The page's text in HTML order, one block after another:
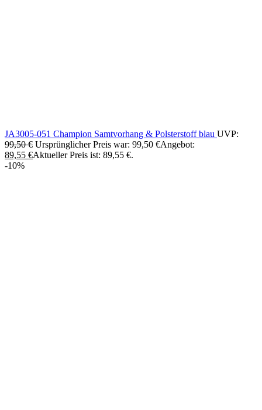
JA3005-051 Champion Samtvorhang & Polsterstoff blau UVP:
99,50€ Ursprünglicher Preis war: 99,50 €Angebot:
89,55 €Aktueller Preis ist: 89,55 €.
-10%